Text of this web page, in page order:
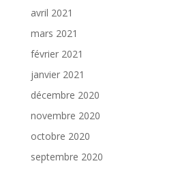
avril 2021
mars 2021
février 2021
janvier 2021
décembre 2020
novembre 2020
octobre 2020
septembre 2020